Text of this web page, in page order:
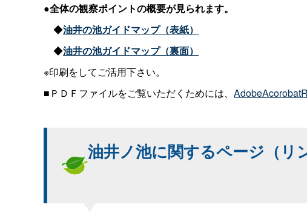
●全体の観察ポイントの概要が見られます。
◆油井の池ガイドマップ（表紙）
◆油井の池ガイドマップ（裏面）
※印刷をしてご活用下さい。
■ＰＤＦファイルをご覧いただくためには、
油井ノ池に関するページ（リ